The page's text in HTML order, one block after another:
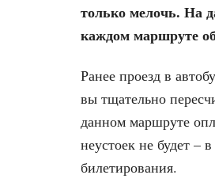
только мелочь. На
каждом маршруте
Ранее проезд в
вы тщательно
данном маршруте
неустоек не будет –
билетирования.